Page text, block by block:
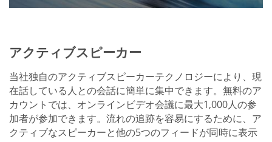
アクティブスピーカー
当社独自のアクティブスピーカーテクノロジーにより、現
在話している人との会話に簡単に集中できます。無料のア
カウントでは、オンラインビデオ会議に最大1,000人の参
加者が参加できます。流れの追跡を容易にするために、ア
クティブなスピーカーと他の5つのフィードが同時に表示